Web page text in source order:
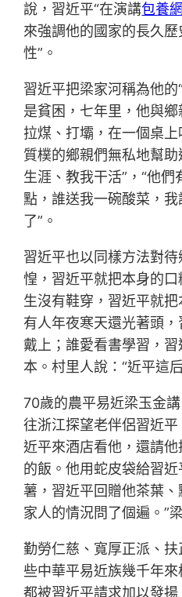
說，習近平“在演講包養網
來強調他的國家的長久
性”。
習近平把梁家河稱為他的
是貧困，七年里，他與鄉
拉煤、打壩，在一個桌
質樸的鄉親們無私地幫
生涯、教我干活”，“他
點，誰送我一碗酸菜，
了”。
習近平也以同樣方法對
惶，習近平就把本身的
生沒有鞋穿，習近平就把
有人年夜寒天還光著頭
戴上；誰愛看書學習，
本。村里人說：“近平這
70歲的農平易近梁玉金
往浙江探望老伴侶習近
近平來酒店看他，還請
的飯。他用蛇皮袋給習
薯，習近平回贈他茶葉
家人的情況問了個遍。”
勤勞仁慈、寬厚正派、
些中華平易近族幾千年
都被習近平請求加以發揚